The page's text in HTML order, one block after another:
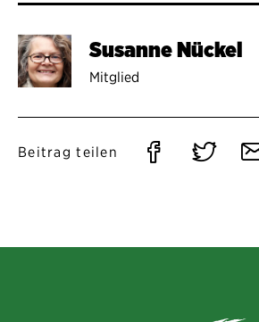
Susanne Nückel
Mitglied
Beitrag teilen
Auf Auf